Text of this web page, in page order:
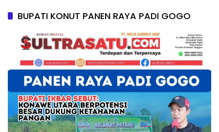
BUPATI KONUT PANEN RAYA PADI GOGO